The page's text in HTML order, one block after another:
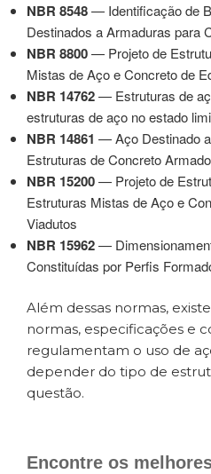
NBR 8548— Identificação de
Destinados a Armaduras para
NBR 8800— Projeto de
Mistas de Aço e Concreto de
NBR 14762— Estruturas de
estruturas de aço no estado
NBR 14861 — Aço Destinado
Estruturas de Concreto Armado
NBR 15200— Projeto de
Estruturas Mistas de Aço e
Viadutos
NBR 15962—
Constituídas por Perfis
Além dessas normas,
normas, especificações e
regulamentam o uso de
depender do tipo de
questão.
Encontre os